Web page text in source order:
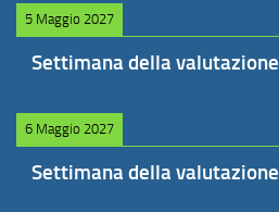
5 Maggio 2027
Settimana della valutazione
6 Maggio 2027
Settimana della valutazione